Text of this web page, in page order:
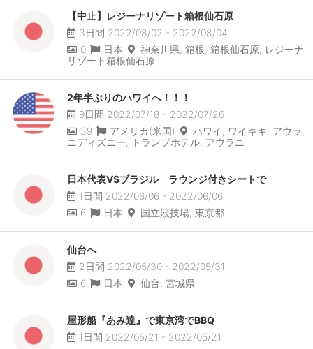
【中止】レジーナリゾート箱根仙石原
3日間 2022/08/02 - 2022/08/04
0
日本
神奈川県, 箱根, 箱根仙石原, レジーナ
リゾート箱根仙石原
2年半ぶりのハワイへ！！！
9日間 2022/07/18 - 2022/07/26
39
アメリカ(米国)
ハワイ, ワイキキ, アウラ
ニディズニー, トランプホテル, アウラニ
日本代表VSブラジル ラウンジ付きシートで
1日間 2022/06/06 - 2022/06/06
6
日本 国立競技場, 東京都
仙台へ
2日間 2022/05/30 - 2022/05/31
6
日本 仙台, 宮城県
屋形船『あみ達』で東京湾でBBQ
1日間 2022/05/21 - 2022/05/21